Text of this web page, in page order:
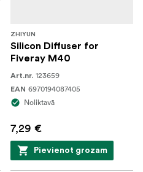
ZHIYUN
Silicon Diffuser for
Fiveray M40
Art.nr. 123659
EAN 6970194087405
Noliktavā
7,29 €
Pievienot grozam